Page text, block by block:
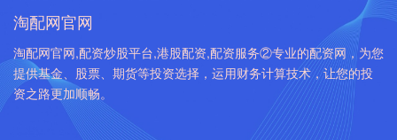
淘配网官网
淘配网官网,配资炒股平台,港股配资,配资服务②专业的配资网，为您
提供基金、股票、期货等投资选择，运用财务计算技术，让您的投
资之路更加顺畅。